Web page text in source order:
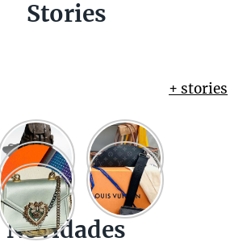
Stories
+ stories
Novidades